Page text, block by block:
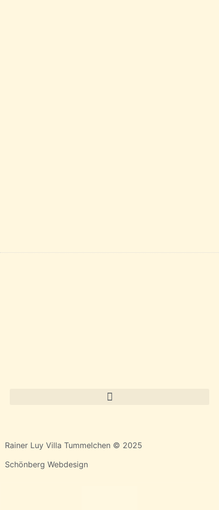
Rainer Luy Villa Tummelchen © 2025
Schönberg Webdesign